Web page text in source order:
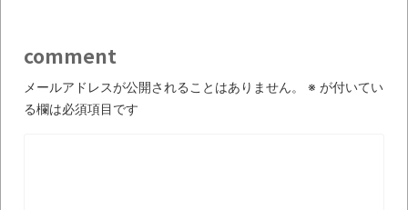
wwwwwwwwwwww
全方位青い芝包囲網すぎて色々見失う、新
しい仕事観
comment
メールアドレスが公開されることはありません。 ※ が付いてい
る欄は必須項目です